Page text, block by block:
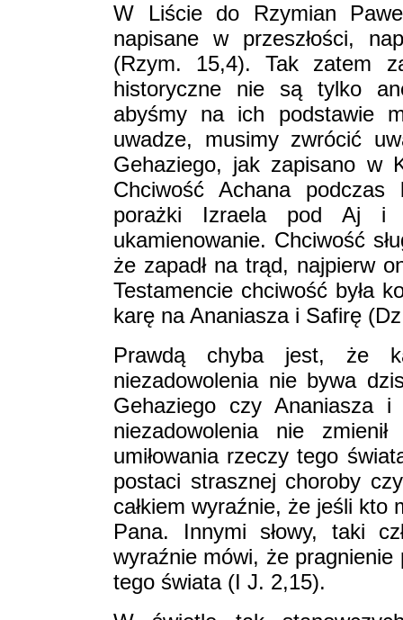
W Liście do Rzymian
napisane w przeszłości,
(Rzym. 15,4). Tak zatem
historyczne nie są tylko
abyśmy na ich podstawie
uwadze, musimy zwrócić
Gehaziego, jak zapisano w
Chciwość Achana
porażki Izraela pod Aj i
ukamienowanie. Chciwość
że zapadł na trąd, najpierw
Testamencie chciwość była
karę na Ananiasza i Safirę
Prawdą chyba jest, że
niezadowolenia nie bywa
Gehaziego czy Ananiasza
niezadowolenia nie
umiłowania rzeczy tego
postaci strasznej choroby
całkiem wyraźnie, że jeśli kto
Pana. Innymi słowy, taki
wyraźnie mówi, że pragnienie
tego świata (I J. 2,15).